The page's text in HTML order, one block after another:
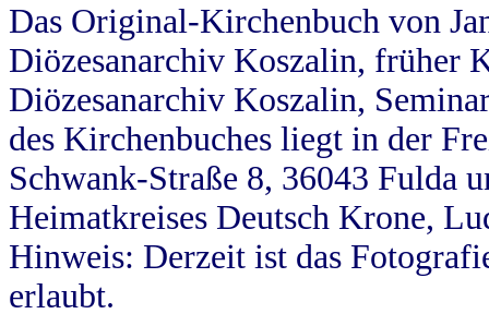
Das Original-Kirchenbuch von
Diözesanarchiv Koszalin, früher
Diözesanarchiv Koszalin,
des Kirchenbuches liegt in der
Schwank-Straße 8, 36043 Fulda
Heimatkreises Deutsch Krone,
Hinweis: Derzeit ist das
erlaubt.